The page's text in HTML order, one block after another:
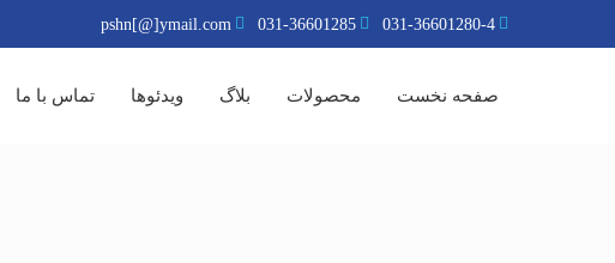
031-36601280-4
031-36601285
pshn[@]ymail.com
صفحه نخست محصولات بلاگ ویدئوها تماس با ما